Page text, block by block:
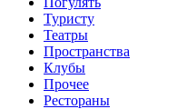
Туристу
Театры
Пространства
Клубы
Прочее
Рестораны